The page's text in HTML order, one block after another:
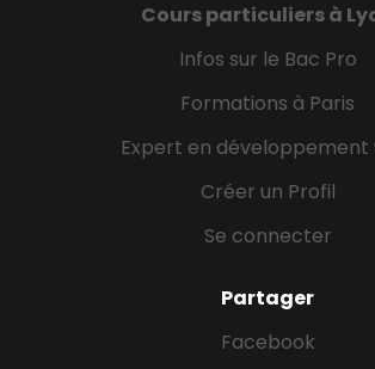
Cours particuliers à
Infos sur le Bac Pro
Formations à Paris
Expert en développement
Créer un Profil
Se connecter
Partager
Facebook